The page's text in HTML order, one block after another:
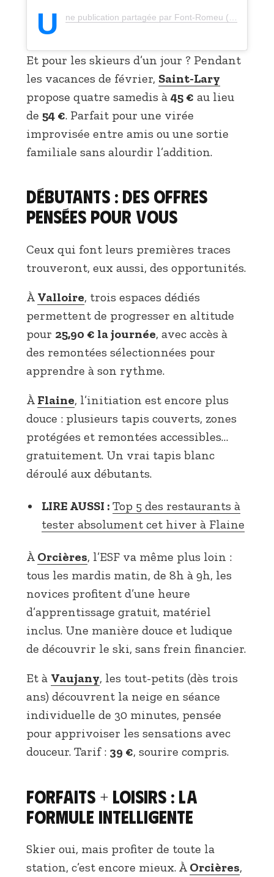
U ne publication partagée par Font-Romeu (@stationfontromeu)
Et pour les skieurs d’un jour ? Pendant
les vacances de février, Saint-Lary
propose quatre samedis à 45 € au lieu
de 54 €. Parfait pour une virée
improvisée entre amis ou une sortie
familiale sans alourdir l’addition.
Débutants : des offres
pensées pour vous
Ceux qui font leurs premières traces
trouveront, eux aussi, des opportunités.
À Valloire, trois espaces dédiés
permettent de progresser en altitude
pour 25,90 € la journée, avec accès à
des remontées sélectionnées pour
apprendre à son rythme.
À Flaine, l’initiation est encore plus
douce : plusieurs tapis couverts, zones
protégées et remontées accessibles…
gratuitement. Un vrai tapis blanc
déroulé aux débutants.
LIRE AUSSI : Top 5 des restaurants à
tester absolument cet hiver à Flaine
À Orcières, l’ESF va même plus loin :
tous les mardis matin, de 8h à 9h, les
novices profitent d’une heure
d’apprentissage gratuit, matériel
inclus. Une manière douce et ludique
de découvrir le ski, sans frein financier.
Et à Vaujany, les tout-petits (dès trois
ans) découvrent la neige en séance
individuelle de 30 minutes, pensée
pour apprivoiser les sensations avec
douceur. Tarif : 39 €, sourire compris.
Forfaits + loisirs : la
formule intelligente
Skier oui, mais profiter de toute la
station, c’est encore mieux. À Orcières,